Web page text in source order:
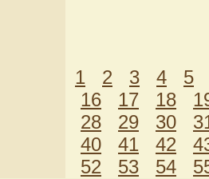
1 2 3 4
5
16
17 18
28
29 30
40
41 42
52
53 54